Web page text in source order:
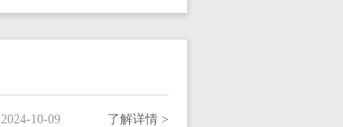
2024-10-09
了解详情 >